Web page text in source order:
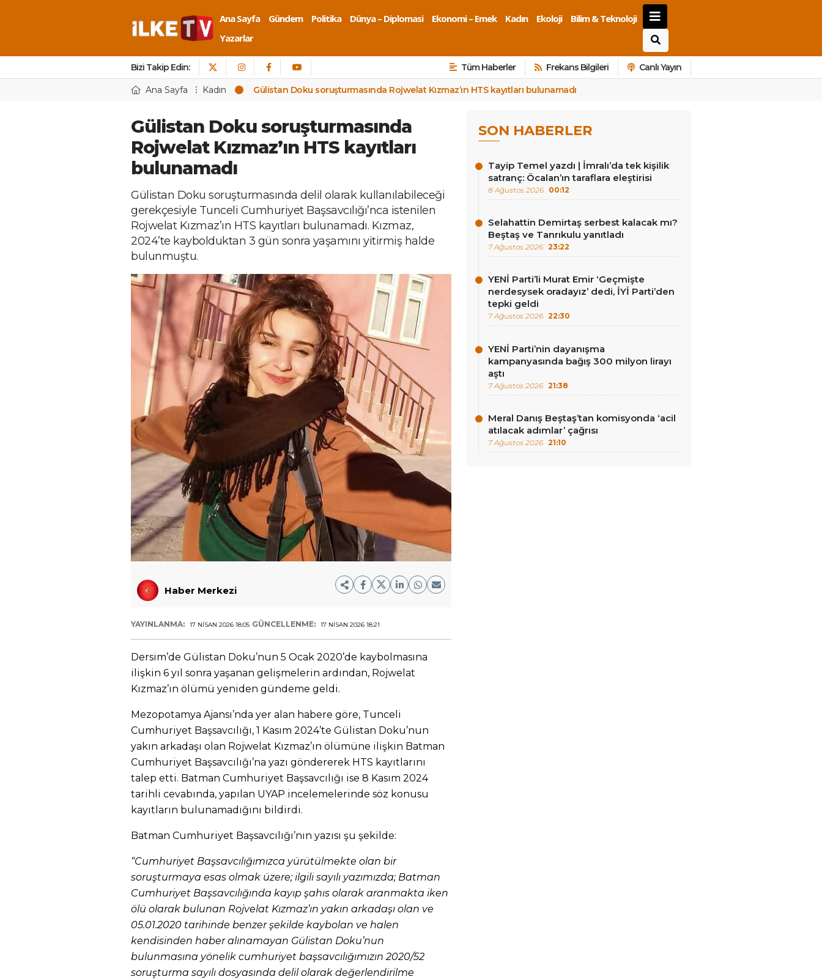
Ana Sayfa Gündem Politika Dünya – Diplomasi Ekonomi – Emek Kadın Ekoloji
Bilim & Teknoloji
Yazarlar
Bizi Takip Edin: Tüm Haberler Frekans Bilgileri Canlı Yayın
Ana Sayfa Kadın Gülistan Doku soruşturmasında Rojwelat Kızmaz’ın HTS kayıtları bulunamadı
Gülistan Doku soruşturmasında
Rojwelat Kızmaz’ın HTS kayıtları
bulunamadı
Gülistan Doku soruşturmasında delil olarak kullanılabileceği
gerekçesiyle Tunceli Cumhuriyet Başsavcılığı’nca istenilen
Rojwelat Kızmaz’ın HTS kayıtları bulunamadı. Kızmaz,
2024’te kaybolduktan 3 gün sonra yaşamını yitirmiş halde
bulunmuştu.
Haber Merkezi
YAYINLANMA: 17 NISAN 2026 18:05 GÜNCELLENME: 17 NISAN 2026 18:21
Dersim’de Gülistan Doku’nun 5 Ocak 2020’de kaybolmasına
ilişkin 6 yıl sonra yaşanan gelişmelerin ardından, Rojwelat
Kızmaz’ın ölümü yeniden gündeme geldi.
Mezopotamya Ajansı’nda yer alan habere göre, Tunceli
Cumhuriyet Başsavcılığı, 1 Kasım 2024’te Gülistan Doku’nun
yakın arkadaşı olan Rojwelat Kızmaz’ın ölümüne ilişkin Batman
Cumhuriyet Başsavcılığı’na yazı göndererek HTS kayıtlarını
talep etti. Batman Cumhuriyet Başsavcılığı ise 8 Kasım 2024
tarihli cevabında, yapılan UYAP incelemelerinde söz konusu
kayıtların bulunamadığını bildirdi.
Batman Cumhuriyet Başsavcılığı’nın yazısı şu şekilde:
“Cumhuriyet Başsavcılığımızca yürütülmekte olan bir
soruşturmaya esas olmak üzere; ilgili sayılı yazımızda; Batman
Cumhuriyet Başsavcılığında kayıp şahıs olarak aranmakta iken
ölü olarak bulunan Rojvelat Kızmaz’ın yakın arkadaşı olan ve
05.01.2020 tarihinde benzer şekilde kaybolan ve halen
kendisinden haber alınamayan Gülistan Doku’nun
bulunmasına yönelik cumhuriyet başsavcılığımızın 2020/52
soruşturma sayılı dosyasında delil olarak değerlendirilme
SON HABERLER
Tayip Temel yazdı | İmralı’da tek kişilik
satranç: Öcalan’ın taraflara eleştirisi
8 Ağustos 2026 00:12
Selahattin Demirtaş serbest kalacak mı?
Beştaş ve Tanrıkulu yanıtladı
7 Ağustos 2026 23:22
YENİ Parti’li Murat Emir ‘Geçmişte
nerdesysek oradayız’ dedi, İYİ Parti’den
tepki geldi
7 Ağustos 2026 22:30
YENİ Parti’nin dayanışma
kampanyasında bağış 300 milyon lirayı
aştı
7 Ağustos 2026 21:38
Meral Danış Beştaş’tan komisyonda ‘acil
atılacak adımlar’ çağrısı
7 Ağustos 2026 21:10